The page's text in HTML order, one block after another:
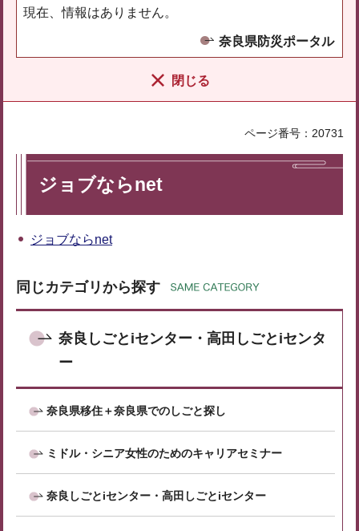
現在、情報はありません。
奈良県防災ポータル
閉じる
ページ番号：20731
ジョブならnet
ジョブならnet
同じカテゴリから探す
奈良しごとiセンター・高田しごとiセンタ
ー
奈良県移住＋奈良県でのしごと探し
ミドル・シニア女性のためのキャリアセミナー
奈良しごとiセンター・高田しごとiセンター